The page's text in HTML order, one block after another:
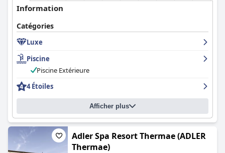
Information
Catégories
Luxe
Piscine
Piscine Extérieure
4 Étoiles
Afficher plus
Adler Spa Resort Thermae (ADLER
Thermae)